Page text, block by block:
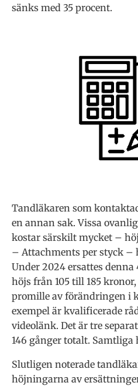
sänks med 35 procent.
Tandläkaren som
en annan sak. Vissa
kostar särskilt mycket –
– Attachments per styck –
Under 2024 ersattes
höjs från 105 till 185
promille av förändringen i
exempel är kvalificerade
videolänk. Det är tre
146 gånger totalt. Samtliga
Slutligen noterade
höjningarna av